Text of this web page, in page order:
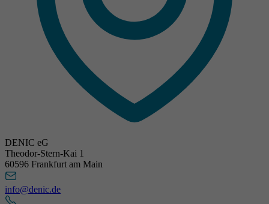
DENIC eG
Theodor-Stern-Kai 1
60596 Frankfurt am Main
info@denic.de